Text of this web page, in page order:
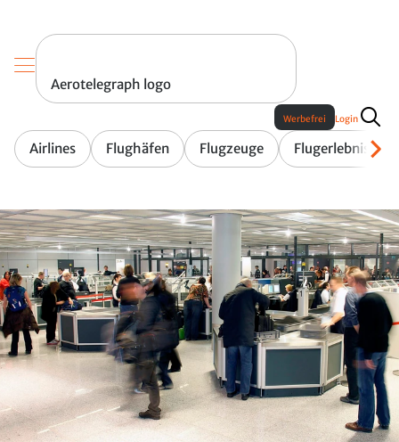
Aerotelegraph logo
Airlines Flughäfen Flugzeuge Flugerlebnis
Werbefrei Login